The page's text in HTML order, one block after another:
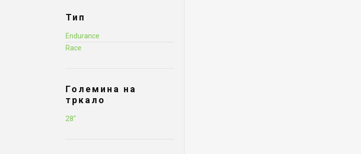
Тип
Endurance
Race
Големина на
тркало
28"